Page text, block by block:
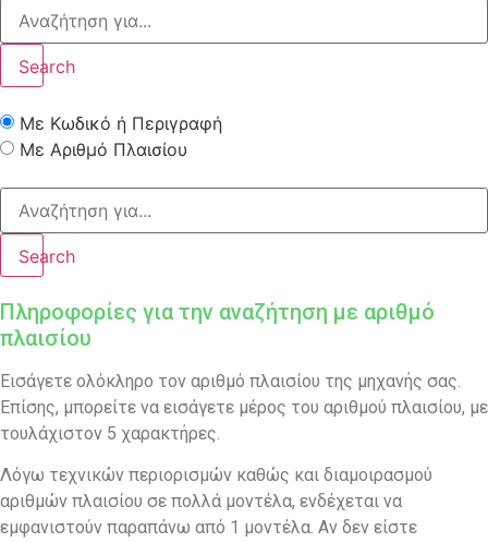
Search
Με Κωδικό ή Περιγραφή
Με Αριθμό Πλαισίου
Search
Πληροφορίες για την αναζήτηση με αριθμό
πλαισίου
Εισάγετε ολόκληρο τον αριθμό πλαισίου της μηχανής σας.
Επίσης, μπορείτε να εισάγετε μέρος του αριθμού πλαισίου, με
τουλάχιστον 5 χαρακτήρες.
Λόγω τεχνικών περιορισμών καθώς και διαμοιρασμού
αριθμών πλαισίου σε πολλά μοντέλα, ενδέχεται να
εμφανιστούν παραπάνω από 1 μοντέλα. Αν δεν είστε